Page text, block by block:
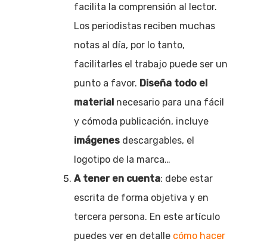
facilita la comprensión al lector.
Los periodistas reciben muchas
notas al día, por lo tanto,
facilitarles el trabajo puede ser un
punto a favor. Diseña todo el
material necesario para una fácil
y cómoda publicación, incluye
imágenes descargables, el
logotipo de la marca…
A tener en cuenta: debe estar
escrita de forma objetiva y en
tercera persona. En este artículo
puedes ver en detalle cómo hacer